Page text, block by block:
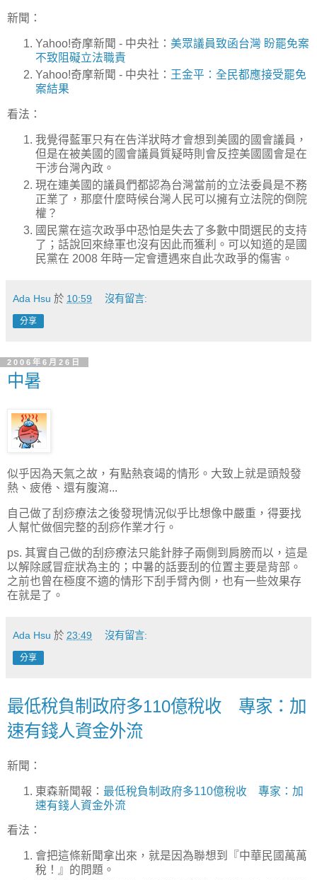
新聞：
Yahoo!奇摩新聞 - 中央社： 美眾議員致函台灣 盼罷免案
不致阻礙立法職責
Yahoo!奇摩新聞 - 中央社： 王金平：全民都應接受罷免
案結果
看法：
我覺得藍軍只有在告洋狀時才會想到美國的國會議員，
但是在被美國的國會議員質疑時則會反控美國國會是在
干涉台灣內政。
現在連美國的議員們都認為台灣當前的立法委員是不務
正業了，那麼什麼時候台灣人民可以擁有立法院的倒院
權？
國民黨在這次政爭中恐怕是失去了多數中間選民的支持
了；話說回來綠軍也沒有因此而獲利。可以知道的是國
民黨在 2008 年時一定會遭遇來自此次政爭的傷害。
Ada Hsu 於 10:59 沒有留言:
分享
2006年6月26日
中暑
似乎因為天氣之故，有點熱衰竭的情形。大致上就是頭殼發
熱、疲倦、還有腹瀉...
自己做了刮痧療法之後發現情況似乎比想像中嚴重，得要找
人幫忙做個完整的刮痧作業才行。
ps. 其實自己做的刮痧療法只能針脖子兩側到肩膀而以，這是
以解除感冒症狀為主的；中暑的話要刮的位置主要是背部。
之前也曾在極度不適的情形下刮手臂內側，也有一些效果存
在就是了。
Ada Hsu 於 23:49 沒有留言:
分享
最低稅負制政府多110億稅收 專家：加
速有錢人資金外流
新聞：
東森新聞報： 最低稅負制政府多110億稅收 專家：加
速有錢人資金外流
看法：
會把這條新聞拿出來，就是因為聯想到『中華民國萬萬
稅！』的問題。